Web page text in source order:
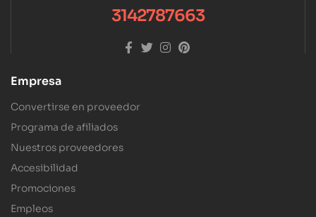
3142787663
Empresa
Convertirse en proveedor
Programa de afiliados
Nuestros proveedores
Accesibilidad
Promociones
Empleos